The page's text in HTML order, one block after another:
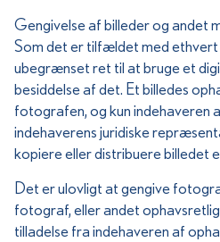
Gengivelse af billeder og andet
Som det er tilfældet med ethvert
ubegrænset ret til at bruge et
besiddelse af det. Et billedes
fotografen, og kun indehaveren
indehaverens juridiske
kopiere eller distribuere billedet
Det er ulovligt at gengive
fotograf, eller andet
tilladelse fra indehaveren af